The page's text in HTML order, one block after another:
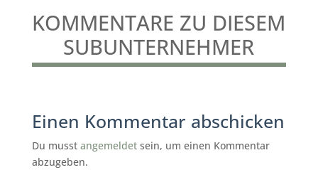
KOMMENTARE ZU DIESEM
SUBUNTERNEHMER
Einen Kommentar abschicken
Du musst angemeldetsein, um einen Kommentar
abzugeben.